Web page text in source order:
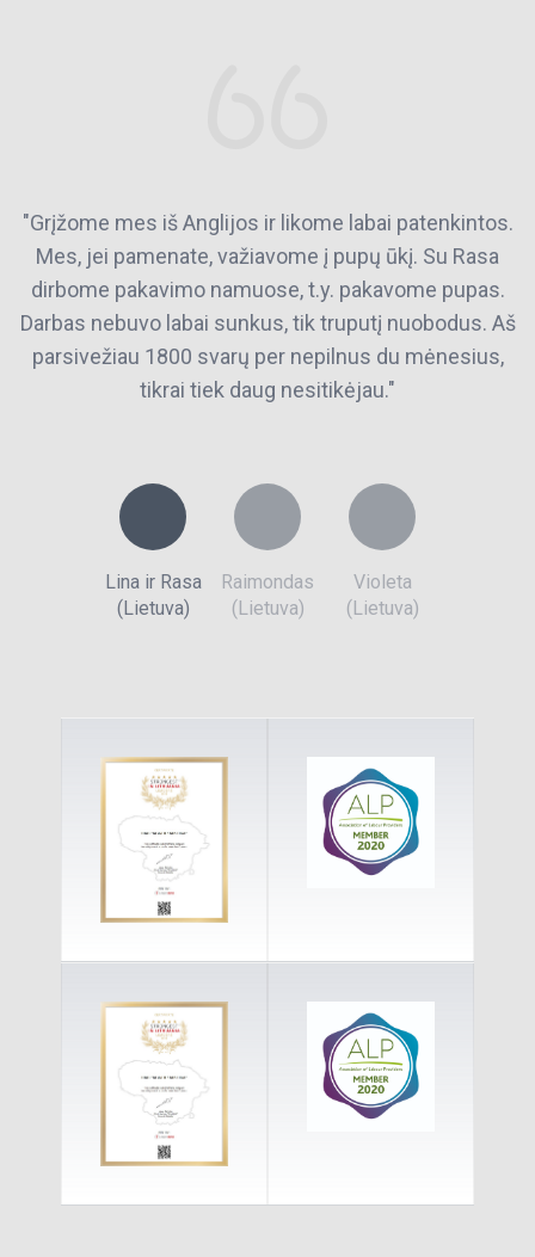
"Grįžome mes iš Anglijos ir likome labai patenkintos.
Mes, jei pamenate, važiavome į pupų ūkį. Su Rasa
dirbome pakavimo namuose, t.y. pakavome pupas.
Darbas nebuvo labai sunkus, tik truputį nuobodus. Aš
parsivežiau 1800 svarų per nepilnus du mėnesius,
tikrai tiek daug nesitikėjau."
Lina ir Rasa
(Lietuva)
Raimondas
(Lietuva)
Violeta
(Lietuva)